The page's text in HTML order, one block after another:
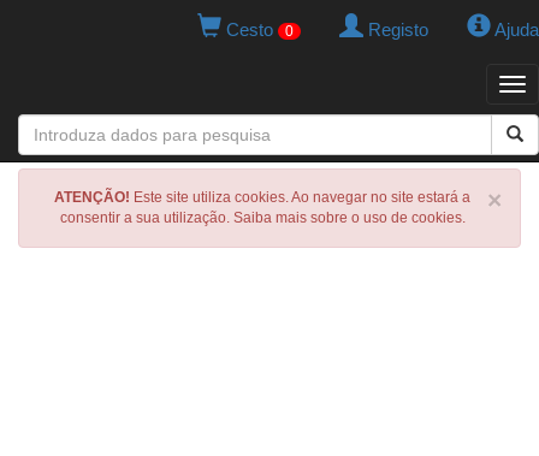
Cesto 0 Registo Ajuda
×
ATENÇÃO! Este site utiliza cookies. Ao navegar no site estará a
consentir a sua utilização. Saiba mais sobre o uso de cookies.